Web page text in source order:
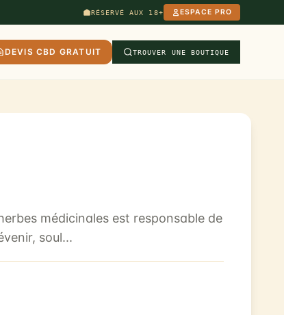
RÉSERVÉ AUX 18+ ESPACE PRO
DEVIS CBD GRATUIT TROUVER UNE BOUTIQUE
médicinales est responsable de
soul...